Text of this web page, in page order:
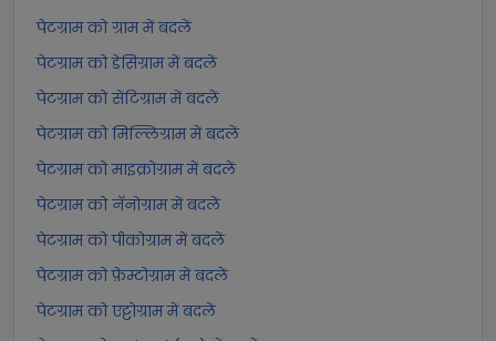
पेटग्राम को ग्राम में बदलें
पेटग्राम को डेसिग्राम में बदलें
पेटग्राम को सेंटिग्राम में बदलें
पेटग्राम को मिल्लिग्राम में बदलें
पेटग्राम को माइक्रोग्राम में बदलें
पेटग्राम को नॅनोग्राम में बदलें
पेटग्राम को पीकोग्राम में बदलें
पेटग्राम को फ़ेम्टोग्राम में बदलें
पेटग्राम को एट्टोग्राम में बदलें